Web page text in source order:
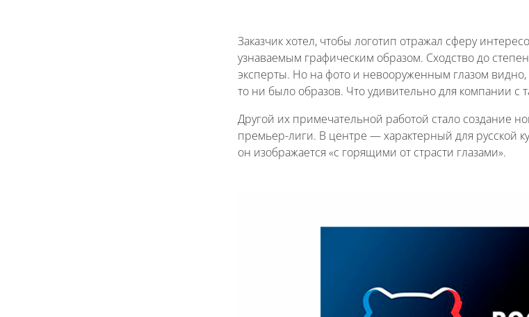
Заказчик хотел, чтобы логотип отражал сферу
узнаваемым графическим образом. Сходство до
эксперты. Но на фото и невооруженным глазом видно,
то ни было образов. Что удивительно для компании с
Другой их примечательной работой стало создание
премьер-лиги. В центре — характерный для русской
он изображается «с горящими от страсти глазами».